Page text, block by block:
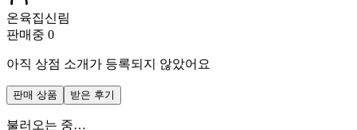
온육집신림
판매중 0
아직 상점 소개가 등록되지 않았어요
판매 상품 받은 후기
불러오는 중…